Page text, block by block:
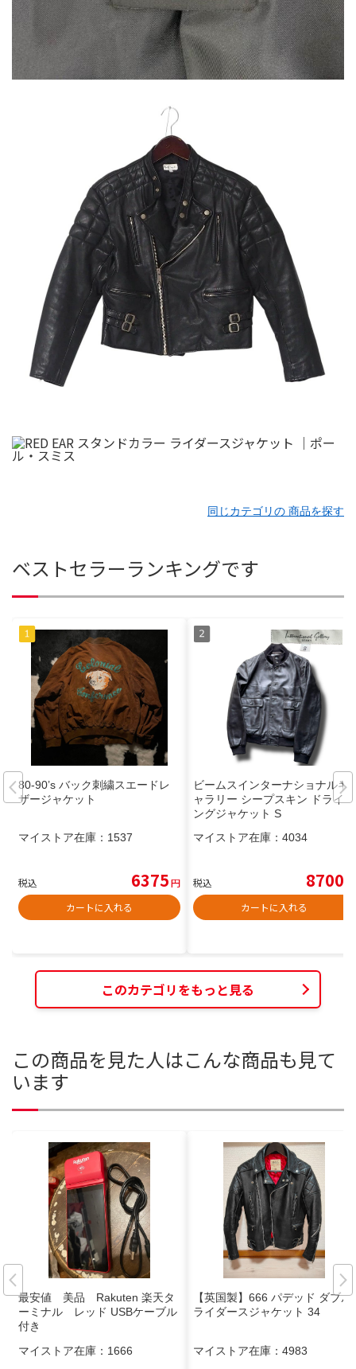
同じカテゴリの 商品を探す
ベストセラーランキングです
80-90’s バック刺繍スエードレ
ザージャケット
マイストア在庫： 1537
税込 6375円
カートに入れる
ビームスインターナショナルギ
ャラリー シープスキン ドライビ
ングジャケット S
マイストア在庫： 4034
税込 8700
カートに入れる
このカテゴリをもっと見る
この商品を見た人はこんな商品も見て
います
最安値 美品 Rakuten 楽天タ
ーミナル レッド USBケーブル
付き
マイストア在庫： 1666
【英国製】666 パデッド ダブル
ライダースジャケット 34
マイストア在庫： 4983